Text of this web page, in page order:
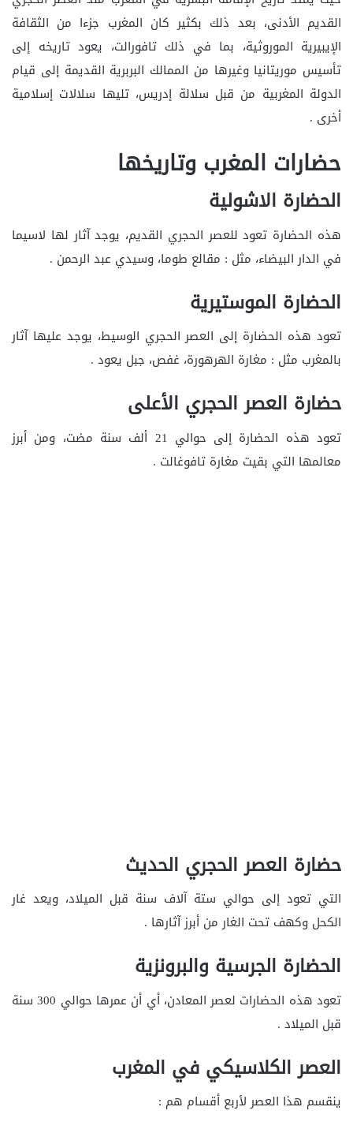
القديم الأدنى، بعد ذلك بكثير كان المغرب جزءا من الثقافة
الإيبيرية الموروثية، بما في ذلك تافورالت، يعود تاريخه إلى
تأسيس موريتانيا وغيرها من الممالك البربرية القديمة إلى قيام
الدولة المغربية من قبل سلالة إدريس، تليها سلالات إسلامية
أخرى .
حضارات المغرب وتاريخها
الحضارة الاشولية
هذه الحضارة تعود للعصر الحجري القديم، يوجد آثار لها لاسيما
في الدار البيضاء، مثل : مقالع طوما، وسيدي عبد الرحمن .
الحضارة الموستيرية
تعود هذه الحضارة إلى العصر الحجري الوسيط، يوجد عليها آثار
بالمغرب مثل : مغارة الهرهورة، غفص، جبل يعود .
حضارة العصر الحجري الأعلى
تعود هذه الحضارة إلى حوالي 21 ألف سنة مضت، ومن أبرز
معالمها التي بقيت مغارة تافوغالت .
حضارة العصر الحجري الحديث
التي تعود إلى حوالي ستة آلاف سنة قبل الميلاد، ويعد غار
الكحل وكهف تحت الغار من أبرز آثارها .
الحضارة الجرسية والبرونزية
تعود هذه الحضارات لعصر المعادن، أي أن عمرها حوالي 300 سنة
قبل الميلاد .
العصر الكلاسيكي في المغرب
ينقسم هذا العصر لأربع أقسام هم :